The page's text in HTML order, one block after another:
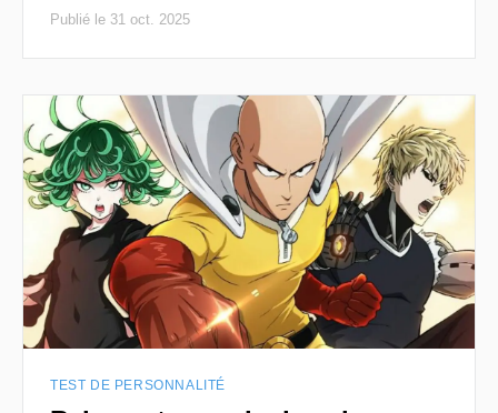
Publié le 31 oct. 2025
TEST DE PERSONNALITÉ